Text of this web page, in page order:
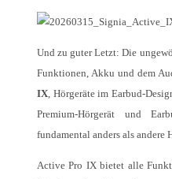
Und zu guter Letzt: Die
Funktionen, Akku und dem
IX, Hörgeräte im Earbud-
Premium-Hörgerät und
fundamental anders als andere
Active Pro IX bietet alle